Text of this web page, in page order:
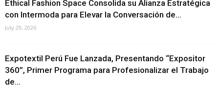
Ethical Fashion Space Consolida su Alianza Estratégica
con Intermoda para Elevar la Conversación de...
July 29, 2026
Expotextil Perú Fue Lanzada, Presentando “Expositor
360”, Primer Programa para Profesionalizar el Trabajo
de...